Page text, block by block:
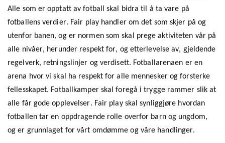
Alle som er opptatt av fotball skal bidra til å ta vare på
fotballens verdier. Fair play handler om det som skjer på og
utenfor banen, og er normen som skal prege aktiviteten vår på
alle nivåer, herunder respekt for, og etterlevelse av, gjeldende
regelverk, retningslinjer og verdisett. Fotballarenaen er en
arena hvor vi skal ha respekt for alle mennesker og forsterke
fellesskapet. Fotballkamper skal foregå i trygge rammer slik at
alle får gode opplevelser. Fair play skal synliggjøre hvordan
fotballen tar en oppdragende rolle overfor barn og ungdom,
og er grunnlaget for vårt omdømme og våre handlinger.